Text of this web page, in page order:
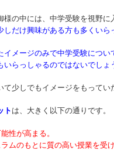
の中には、中学受験を視野に
しだけ興味がある方も多くいら
イメージのみで中学受験につい
いらっしゃるのではないでしょ
少しでもイメージをもってい
ト は、大きく以下の通りです。
性が高まる。
ムのもとに質の高い授業を受